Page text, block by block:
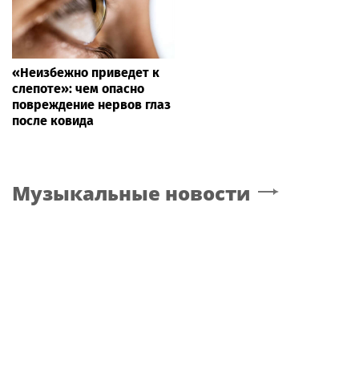
«Неизбежно приведет к
слепоте»: чем опасно
повреждение нервов глаз
после ковида
Музыкальные новости